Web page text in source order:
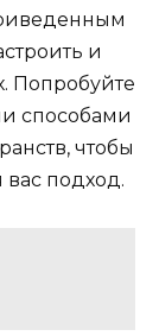
и
Попробуйте
способами
чтобы
подход.